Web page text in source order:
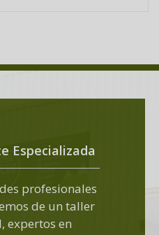
Especializada
profesionales
de un taller
expertos en